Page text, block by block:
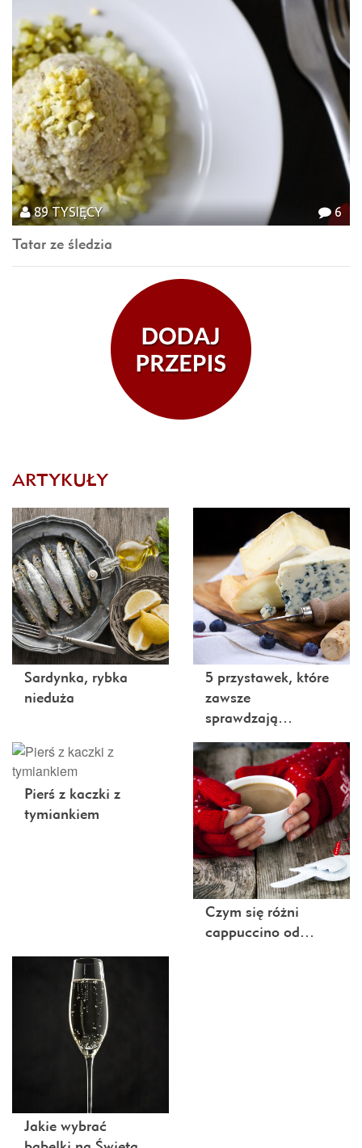
6
89 TYSIĘCY
Tatar ze śledzia
ARTYKUŁY
Sardynka, rybka
nieduża
5 przystawek, które
zawsze
sprawdzają…
Pierś z kaczki z
tymiankiem
Czym się różni
cappuccino od…
Jakie wybrać